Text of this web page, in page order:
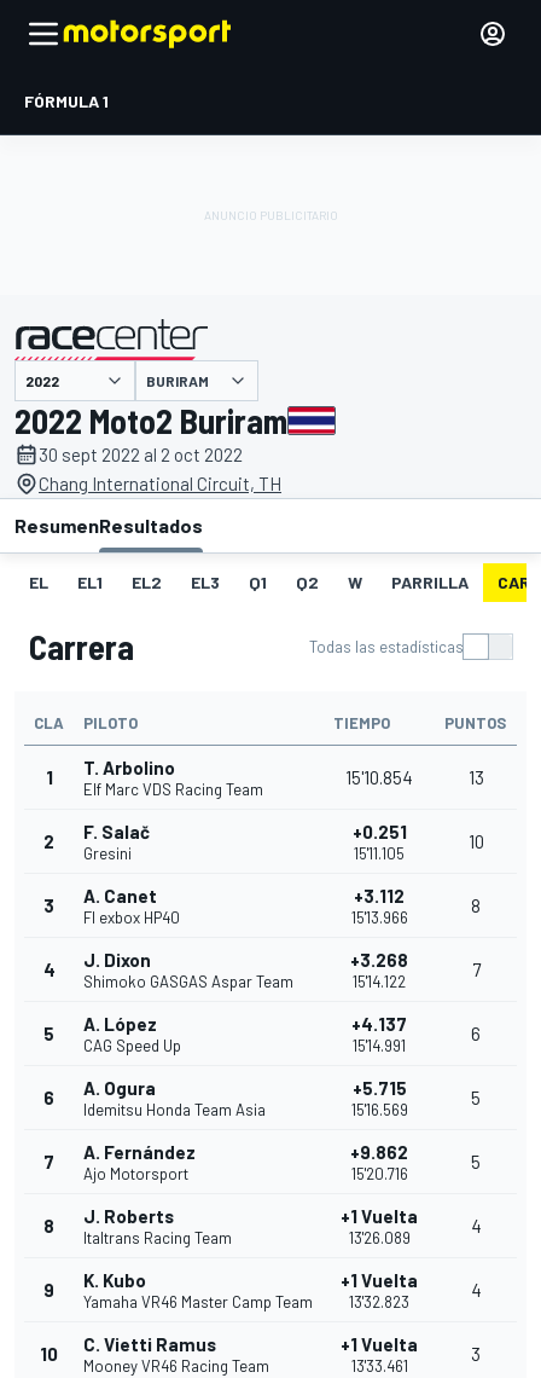
FÓRMULA 1
presentado por BURIRAM
2022 Moto2 Buriram
30 sept 2022 al 2 oct 2022
Chang International Circuit, TH
ResumenResultados
EL EL1 EL2 EL3 Q1 Q2 W PARRILLA
Carrera Todas las estadísticas
CLA PILOTO TIEMPO PUNTOS
1 T. Arbolino
Elf Marc VDS Racing Team
15'10.854 13
2 F. Salač
Gresini
+0.251
15'11.105
10
3 A. Canet
Fl exbox HP40
+3.112
15'13.966
8
4 J. Dixon
Shimoko GASGAS Aspar Team
+3.268
15'14.122
7
5 A. López
CAG Speed Up
+4.137
15'14.991
6
6 A. Ogura
Idemitsu Honda Team Asia
+5.715
15'16.569
5
7 A. Fernández
Ajo Motorsport
+9.862
15'20.716
5
8 J. Roberts
Italtrans Racing Team
+1 Vuelta
13'26.089
4
9 K. Kubo
Yamaha VR46 Master Camp Team
+1 Vuelta
13'32.823
4
10 C. Vietti Ramus
Mooney VR46 Racing Team
+1 Vuelta
13'33.461
3